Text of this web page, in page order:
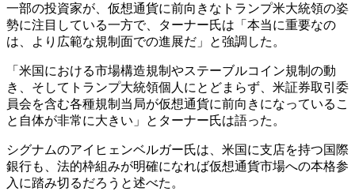
一部の投資家が、仮想通貨に前向きなトランプ米大統領の姿
勢に注目している一方で、ターナー氏は「本当に重要なの
は、より広範な規制面での進展だ」と強調した。
「米国における市場構造規制やステーブルコイン規制の動
き、そしてトランプ大統領個人にとどまらず、米証券取引委
員会を含む各種規制当局が仮想通貨に前向きになっているこ
と自体が非常に大きい」とターナー氏は語った。
シグナムのアイヒェンベルガー氏は、米国に支店を持つ国際
銀行も、法的枠組みが明確になれば仮想通貨市場への本格参
入に踏み切るだろうと述べた。